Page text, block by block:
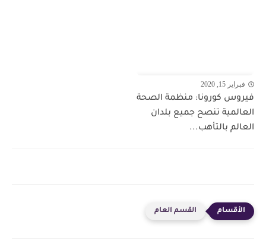
فبراير 15, 2020
فيروس كورونا: منظمة الصحة
العالمية تنصح جميع بلدان
العالم بالتأهب...
القسم العام